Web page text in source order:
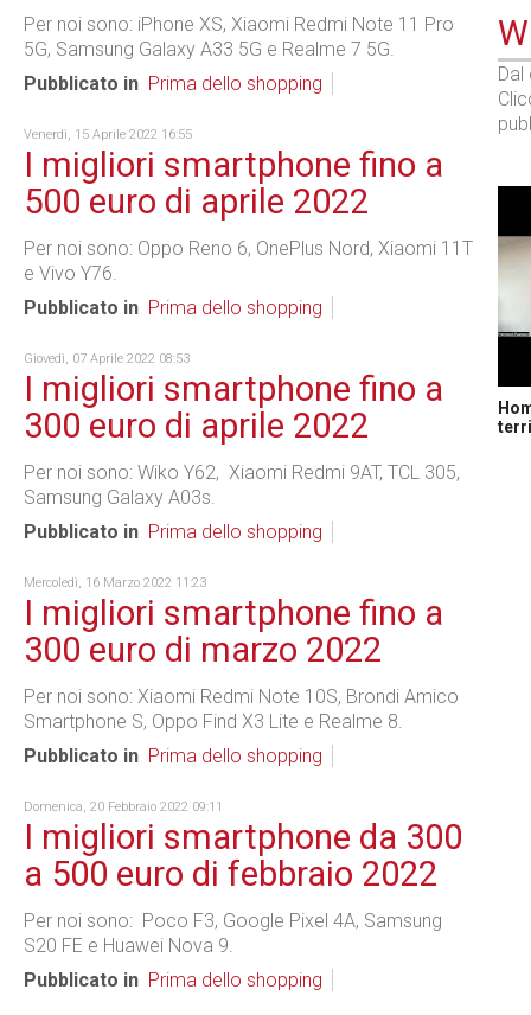
Per noi sono: iPhone XS, Xiaomi Redmi Note 11 Pro
5G, Samsung Galaxy A33 5G e Realme 7 5G.
Pubblicato in Prima dello shopping
Venerdì, 15 Aprile 2022 16:55
I migliori smartphone fino a
500 euro di aprile 2022
Per noi sono: Oppo Reno 6, OnePlus Nord, Xiaomi 11T
e Vivo Y76.
Pubblicato in Prima dello shopping
Giovedì, 07 Aprile 2022 08:53
I migliori smartphone fino a
300 euro di aprile 2022
Per noi sono: Wiko Y62, Xiaomi Redmi 9AT, TCL 305,
Samsung Galaxy A03s.
Pubblicato in Prima dello shopping
Mercoledì, 16 Marzo 2022 11:23
I migliori smartphone fino a
300 euro di marzo 2022
Per noi sono: Xiaomi Redmi Note 10S, Brondi Amico
Smartphone S, Oppo Find X3 Lite e Realme 8.
Pubblicato in Prima dello shopping
Domenica, 20 Febbraio 2022 09:11
I migliori smartphone da 300
a 500 euro di febbraio 2022
Per noi sono: Poco F3, Google Pixel 4A, Samsung
S20 FE e Huawei Nova 9.
Pubblicato in Prima dello shopping